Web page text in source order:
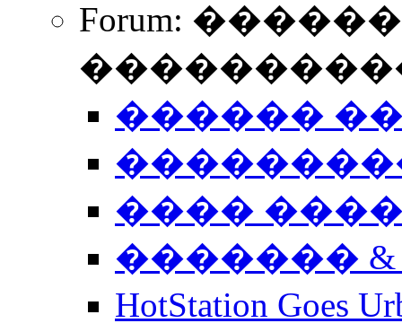
Forum:
������
����
�������
HotStation